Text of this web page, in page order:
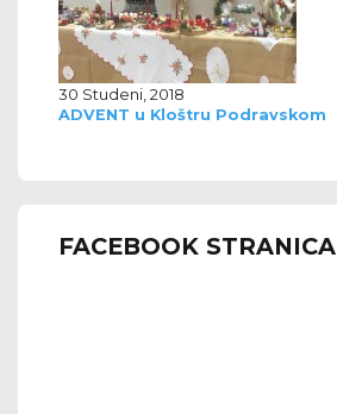
30 Studeni, 2018
ADVENT u Kloštru Podravskom
FACEBOOK STRANICA